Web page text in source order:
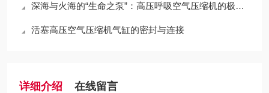
深海与火海的“生命之泵”：高压呼吸空气压缩机的极限压缩与净化哲学
活塞高压空气压缩机气缸的密封与连接
详细介绍 在线留言